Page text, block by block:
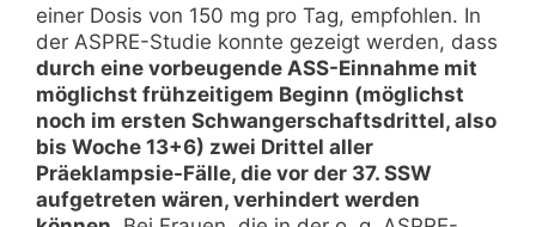
einer Dosis von 150 mg pro Tag, empfohlen. In
der ASPRE-Studie konnte gezeigt werden, dass
durch eine vorbeugende ASS-Einnahme mit
möglichst frühzeitigem Beginn (möglichst
noch im ersten Schwangerschaftsdrittel, also
bis Woche 13+6) zwei Drittel aller
Präeklampsie-Fälle, die vor der 37. SSW
aufgetreten wären, verhindert werden